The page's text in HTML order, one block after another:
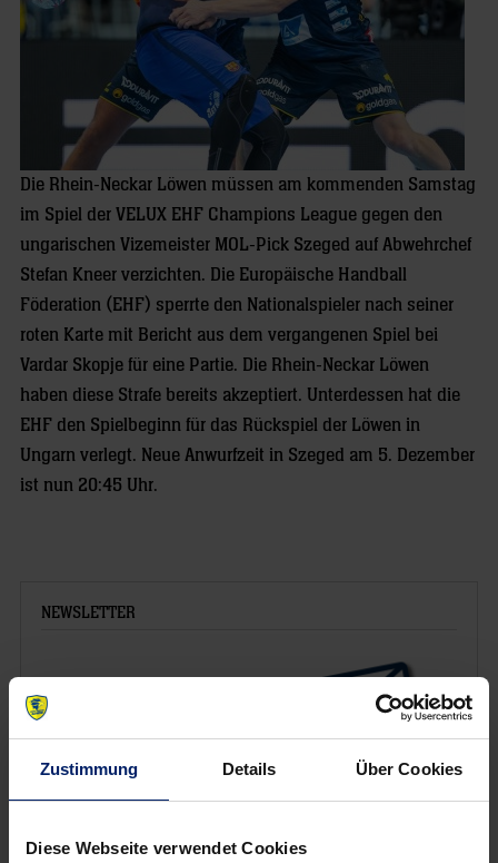
Zustimmung Details Über Cookies
Diese Webseite verwendet Cookies
Die Rhein-Neckar Löwen müssen am kommenden Samstag
im Spiel der VELUX EHF Champions League gegen den
ungarischen Vizemeister MOL-Pick Szeged auf Abwehrchef
Stefan Kneer verzichten. Die Europäische Handball
Föderation (EHF) sperrte den Nationalspieler nach seiner
roten Karte mit Bericht aus dem vergangenen Spiel bei
Vardar Skopje für eine Partie. Die Rhein-Neckar Löwen
haben diese Strafe bereits akzeptiert. Unterdessen hat die
EHF den Spielbeginn für das Rückspiel der Löwen in
Ungarn verlegt. Neue Anwurfzeit in Szeged am 5. Dezember
ist nun 20:45 Uhr.
NEWSLETTER